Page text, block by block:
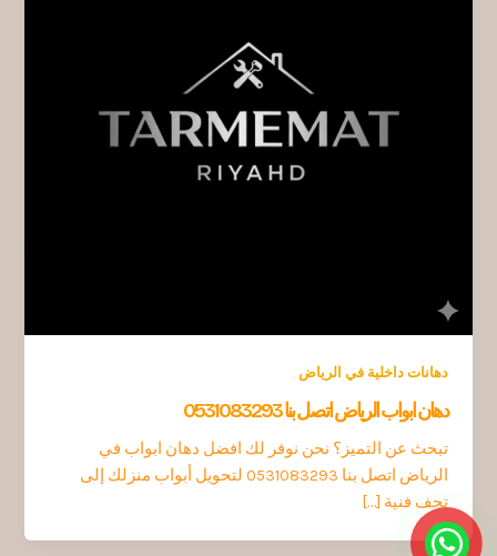
دهانات داخلية في الرياض
دهان ابواب الرياض اتصل بنا 0531083293
تبحث عن التميز؟ نحن نوفر لك افضل دهان ابواب في
الرياض اتصل بنا 0531083293 لتحويل أبواب منزلك إلى
تحف فنية […]